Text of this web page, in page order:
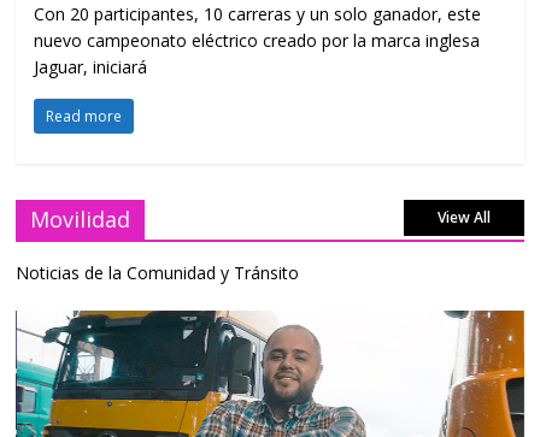
Con 20 participantes, 10 carreras y un solo ganador, este
nuevo campeonato eléctrico creado por la marca inglesa
Jaguar, iniciará
Read more
Movilidad View All
Noticias de la Comunidad y Tránsito